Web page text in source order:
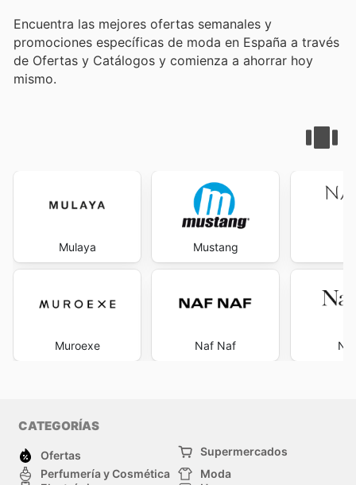
Encuentra las mejores ofertas semanales y
promociones específicas de moda en España a través
de Ofertas y Catálogos y comienza a ahorrar hoy
mismo.
Mulaya
Muroexe
Mustang
Naf Naf
CATEGORÍAS
Ofertas
Supermercados
Perfumería y Cosmética
Moda